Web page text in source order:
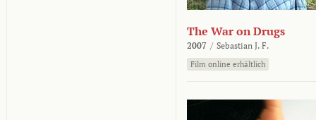
The War on Drugs
2007 / Sebastian J. F.
Film online erhältlich